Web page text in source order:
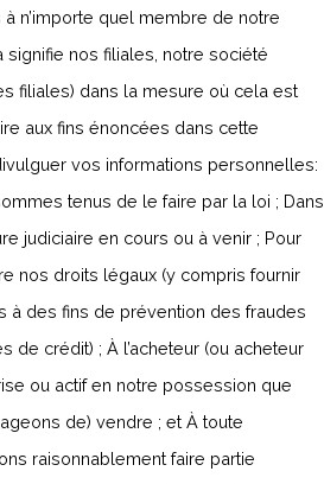
n’importe quel membre de notre
signifie nos filiales, notre société
filiales) dans la mesure où cela est
aux fins énoncées dans cette
vos informations personnelles:
tenus de le faire par la loi ; Dans
judiciaire en cours ou à venir ; Pour
nos droits légaux (y compris fournir
à des fins de prévention des fraudes
de crédit) ; À l’acheteur (ou acheteur
ou actif en notre possession que
de) vendre ; et À toute
raisonnablement faire partie